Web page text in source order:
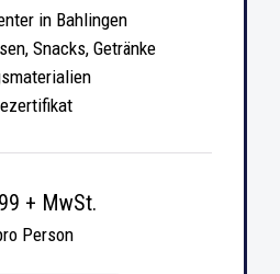
in Bahlingen
Snacks, Getränke
+ MwSt.
Person